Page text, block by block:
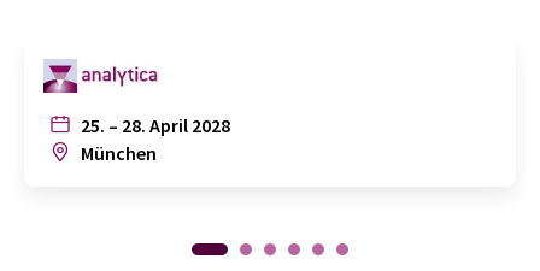
25. – 28. April 2028
München